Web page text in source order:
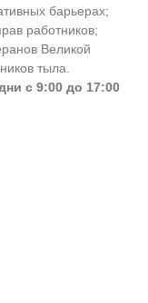
барьерах;
работников;
Великой
тыла.
с 9:00 до 17:00